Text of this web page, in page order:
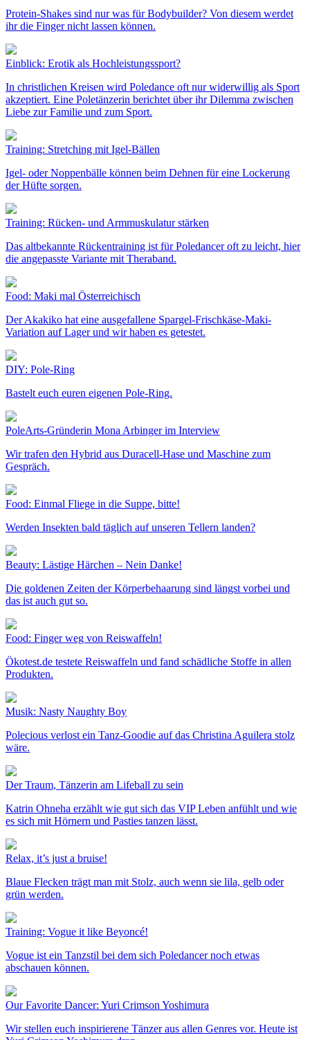
Protein-Shakes sind nur was für Bodybuilder? Von diesem werdet
ihr die Finger nicht lassen können.
Einblick: Erotik als Hochleistungssport?
In christlichen Kreisen wird Poledance oft nur widerwillig als Sport
akzeptiert. Eine Poletänzerin berichtet über ihr Dilemma zwischen
Liebe zur Familie und zum Sport.
Training: Stretching mit Igel-Bällen
Igel- oder Noppenbälle können beim Dehnen für eine Lockerung
der Hüfte sorgen.
Training: Rücken- und Armmuskulatur stärken
Das altbekannte Rückentraining ist für Poledancer oft zu leicht, hier
die angepasste Variante mit Theraband.
Food: Maki mal Österreichisch
Der Akakiko hat eine ausgefallene Spargel-Frischkäse-Maki-
Variation auf Lager und wir haben es getestet.
DIY: Pole-Ring
Bastelt euch euren eigenen Pole-Ring.
PoleArts-Gründerin Mona Arbinger im Interview
Wir trafen den Hybrid aus Duracell-Hase und Maschine zum
Gespräch.
Food: Einmal Fliege in die Suppe, bitte!
Werden Insekten bald täglich auf unseren Tellern landen?
Beauty: Lästige Härchen – Nein Danke!
Die goldenen Zeiten der Körperbehaarung sind längst vorbei und
das ist auch gut so.
Food: Finger weg von Reiswaffeln!
Ökotest.de testete Reiswaffeln und fand schädliche Stoffe in allen
Produkten.
Musik: Nasty Naughty Boy
Polecious verlost ein Tanz-Goodie auf das Christina Aguilera stolz
wäre.
Der Traum, Tänzerin am Lifeball zu sein
Katrin Ohneha erzählt wie gut sich das VIP Leben anfühlt und wie
es sich mit Hörnern und Pasties tanzen lässt.
Relax, it’s just a bruise!
Blaue Flecken trägt man mit Stolz, auch wenn sie lila, gelb oder
grün werden.
Training: Vogue it like Beyoncé!
Vogue ist ein Tanzstil bei dem sich Poledancer noch etwas
abschauen können.
Our Favorite Dancer: Yuri Crimson Yoshimura
Wir stellen euch inspirierene Tänzer aus allen Genres vor. Heute ist